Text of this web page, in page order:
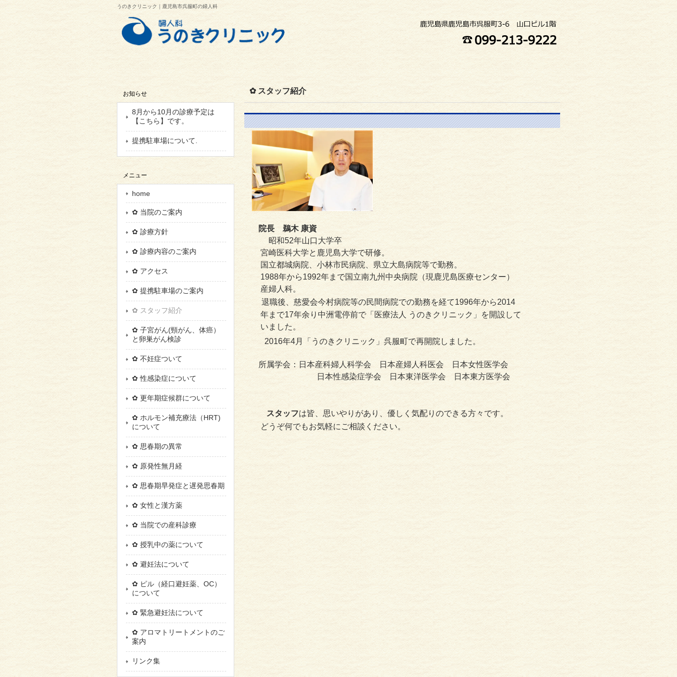
うのきクリニック｜鹿児島市呉服町の婦人科
✿ スタッフ紹介
院長 鵜木 康資
昭和52年山口大学卒
宮崎医科大学と鹿児島大学で研修。
国立都城病院、小林市民病院、県立大島病院等で勤務。
1988年から1992年まで国立南九州中央病院（現鹿児島医療センター）
産婦人科。
退職後、慈愛会今村病院等の民間病院での勤務を経て1996年から2014
年まで17年余り中洲電停前で「医療法人 うのきクリニック」を開設して
いました。
2016年4月「うのきクリニック」呉服町で再開院しました。
所属学会：日本産科婦人科学会 日本産婦人科医会 日本女性医学会
日本性感染症学会 日本東洋医学会 日本東方医学会
スタッフは皆、思いやりがあり、優しく気配りのできる方々です。
どうぞ何でもお気軽にご相談ください。
お知らせ
8月から10月の診療予定は
【こちら】です。
提携駐車場について.
メニュー
home
✿ 当院のご案内
✿ 診療方針
✿ 診療内容のご案内
✿ アクセス
✿ 提携駐車場のご案内
✿ スタッフ紹介
✿ 子宮がん(頸がん、体癌）
と卵巣がん検診
✿ 不妊症ついて
✿ 性感染症について
✿ 更年期症候群について
✿ ホルモン補充療法（HRT)
について
✿ 思春期の異常
✿ 原発性無月経
✿ 思春期早発症と遅発思春期
✿ 女性と漢方薬
✿ 当院での産科診療
✿ 授乳中の薬について
✿ 避妊法について
✿ ピル（経口避妊薬、OC）
について
✿ 緊急避妊法について
✿ アロマトリートメントのご
案内
リンク集